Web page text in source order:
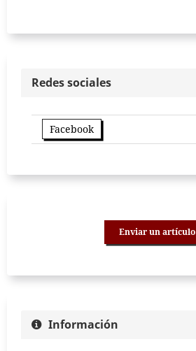
Redes sociales
Facebook
Enviar un artículo
Información